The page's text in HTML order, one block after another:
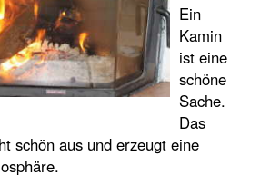
Ein
Kamin
ist eine
schöne
Sache.
Das
schön aus und erzeugt eine